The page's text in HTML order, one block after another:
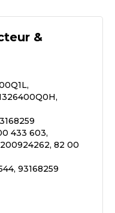
&
433 603,
82 00
93168259